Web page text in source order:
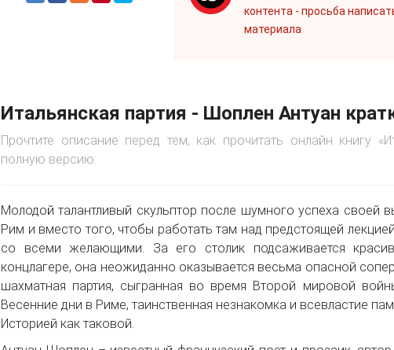
контента - просьба
материала
Итальянская партия - Шоплен Антуан
Прочтите описание перед тем, как прочитать онлайн книгу
полную версию:
Молодой талантливый скульптор после шумного успеха своей
Рим и вместо того, чтобы работать там над предстоящей
со всеми желающими. За его столик подсаживается
концлагере, она неожиданно оказывается весьма опасной
шахматная партия, сыгранная во время Второй мировой
Весенние дни в Риме, таинственная незнакомка и всевластие
Историей как таковой.